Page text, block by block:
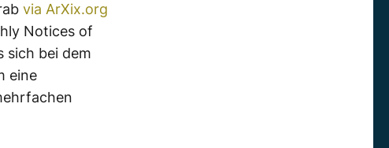
via ArXix.org
Notices of
sich bei dem
eine